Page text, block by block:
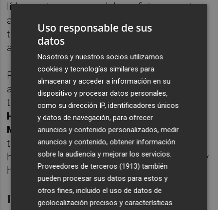
líderes, sino que nos debe asfixiar y apretar
aún más, para seguir trabajando, porque
todo lo que se cristaliza es muerte", ha
añadido.
Por último, durante su intervención en este
acto de entrega, en el que ha participado
también el director general de Turisme,
Herick Campos, y el alcalde de Alboraya,
Miguel Chavarría, Colomer ha felicitado a
todos los municipios galardonados, "porque
hemos hecho de esto una causa de estado y
hemos ido a mejor", ha apuntado.
Bandera Qualitur por provincias
Uso responsable de sus
datos
Nosotros y nuestros socios utilizamos
cookies y tecnologías similares para
almacenar y acceder a información en su
dispositivo y procesar datos personales,
como su dirección IP, identificadores únicos
y datos de navegación, para ofrecer
anuncios y contenido personalizados, medir
anuncios y contenido, obtener información
sobre la audiencia y mejorar los servicios.
Proveedores de terceros (1913) también
pueden procesar sus datos para estos y
otros fines, incluido el uso de datos de
geolocalización precisos y características